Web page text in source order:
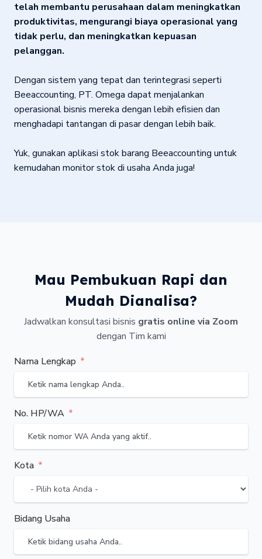
telah membantu perusahaan dalam meningkatkan
produktivitas, mengurangi biaya operasional yang
tidak perlu, dan meningkatkan kepuasan
pelanggan.
Dengan sistem yang tepat dan terintegrasi seperti
Beeaccounting, PT. Omega dapat menjalankan
operasional bisnis mereka dengan lebih efisien dan
menghadapi tantangan di pasar dengan lebih baik.
Yuk, gunakan aplikasi stok barang Beeaccounting untuk
kemudahan monitor stok di usaha Anda juga!
Mau Pembukuan Rapi dan
Mudah Dianalisa?
Jadwalkan konsultasi bisnis gratis online via Zoom
dengan Tim kami
Nama Lengkap
No. HP/WA
Kota
Bidang Usaha